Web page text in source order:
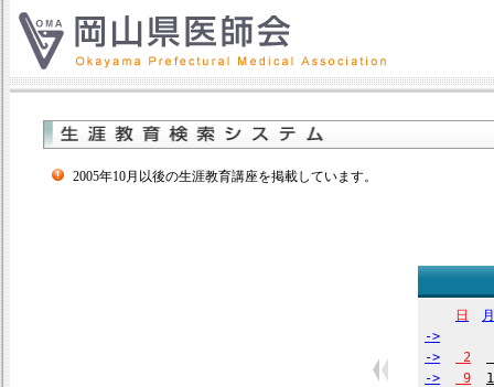
2005年10月以後の生涯教育講座を掲載しています。
日
月
->
->
2
->
9